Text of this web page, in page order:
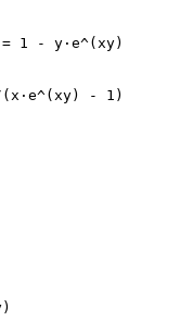
1 - y·e^(xy)
- 1)